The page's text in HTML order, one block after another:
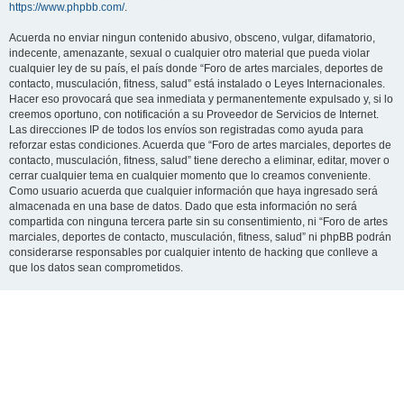
https://www.phpbb.com/.
Acuerda no enviar ningun contenido abusivo, obsceno, vulgar, difamatorio,
indecente, amenazante, sexual o cualquier otro material que pueda violar
cualquier ley de su país, el país donde “Foro de artes marciales, deportes de
contacto, musculación, fitness, salud” está instalado o Leyes Internacionales.
Hacer eso provocará que sea inmediata y permanentemente expulsado y, si lo
creemos oportuno, con notificación a su Proveedor de Servicios de Internet.
Las direcciones IP de todos los envíos son registradas como ayuda para
reforzar estas condiciones. Acuerda que “Foro de artes marciales, deportes de
contacto, musculación, fitness, salud” tiene derecho a eliminar, editar, mover o
cerrar cualquier tema en cualquier momento que lo creamos conveniente.
Como usuario acuerda que cualquier información que haya ingresado será
almacenada en una base de datos. Dado que esta información no será
compartida con ninguna tercera parte sin su consentimiento, ni “Foro de artes
marciales, deportes de contacto, musculación, fitness, salud” ni phpBB podrán
considerarse responsables por cualquier intento de hacking que conlleve a
que los datos sean comprometidos.